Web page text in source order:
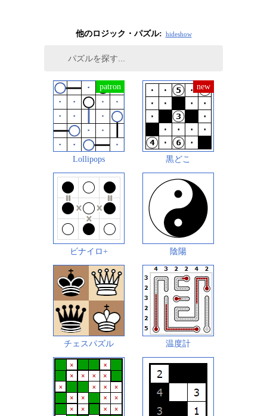
他のロジック・パズル: hideshow
Lollipops 黒どこ
ビナイロ+ 陰陽
チェスパズル 温度計